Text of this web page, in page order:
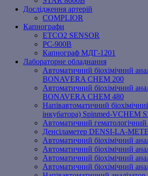
Дослідження артерій
COMPLIOR
Капнографи
ETCO2 SENSOR
PC‐900B
Капнограф МДГ-1201
Лабораторне обладнання
Автоматичний біохімічний
BONAVERA CHEM 200
Автоматичний біохімічний
BONAVERA CHEM 480
Напівавтоматичний
інкубатора) Spinmed-VCHEM
Автоматичний гематологічний
Денсіламетер DENSI-LA-
Автоматичний біохімічний
Автоматичний біохімічний
Автоматичний біохімічний
Автоматичний біохімічний